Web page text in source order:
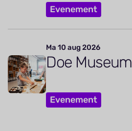
Evenement
Ma 10 aug 2026
Doe Museum
Evenement